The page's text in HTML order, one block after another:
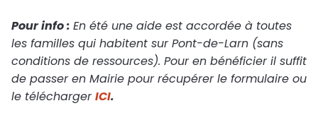
Pour info : En été une aide est accordée à toutes
les familles qui habitent sur Pont-de-Larn (sans
conditions de ressources). Pour en bénéficier il suffit
de passer en Mairie pour récupérer le formulaire ou
le téléchargerICI.